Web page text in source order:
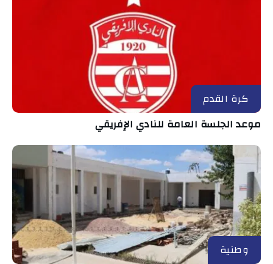
كرة القدم
موعد الجلسة العامة للنادي الإفريقي
وطنية